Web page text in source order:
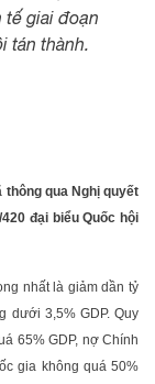
tế giai đoạn
tán thành.
thông qua Nghị quyết
đại biểu Quốc hội
nhất là giảm dần tỷ
dưới 3,5% GDP. Quy
65% GDP, nợ Chính
gia không quá 50%